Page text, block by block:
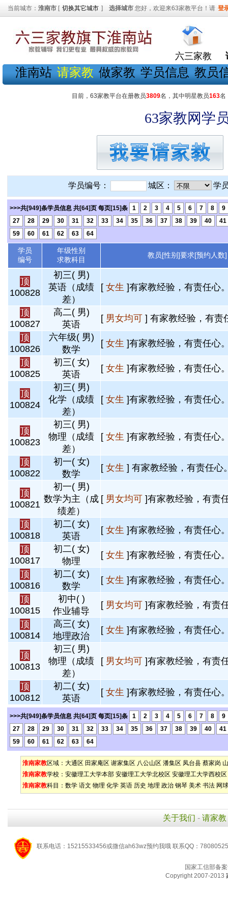
当前城市： 淮南市 [ 切换其它城市 ] 选择城市 您好，欢迎来63家教平台！请 登
六三家教
淮南站 请家教 做家教 学员信息 教员
目前，63家教平台在册教员3809名，其中明星教员163名
63家教网学
学员编号： 城区： 学
>>>共[949]条学员信息 共[64]页 每页[15]条 1 2 3 4 5 6 7 8
9
27
28 29 30 31 32 33 34 35 36 37 38 39 40
41
59
60 61 62 63 64
学员
编号
年级性别
求教科目
教员[性别]要求[预约人数]
顶
100828
初三( 男)
英语（成绩
差）
[ 女生 ]有家教经验，有责任心
顶
100827
高二( 男)
英语
[ 男女均可 ] 有家教经验，有责
顶
100826
六年级( 男)
数学
[ 女生 ]有家教经验，有责任心
顶
100825
初三( 女)
英语
[ 女生 ]有家教经验，有责任心
顶
100824
初三( 男)
化学（成绩
差）
[ 女生 ]有家教经验，有责任心
顶
100823
初三( 男)
物理（成绩
差）
[ 女生 ]有家教经验，有责任心
顶
100822
初一( 女)
数学
[ 女生 ] 有家教经验，有责任心
顶
100821
初一( 男)
数学为主（成
绩差）
[ 男女均可 ]有家教经验，有责
顶
100818
初二( 女)
英语
[ 女生 ]有家教经验，有责任心
顶
100817
初二( 女)
物理
[ 女生 ]有家教经验，有责任心
顶
100816
初二( 女)
数学
[ 女生 ]有家教经验，有责任心
顶
100815
初中( )
作业辅导
[ 男女均可 ]有家教经验，有责
顶
100814
高三( 女)
地理政治
[ 女生 ]有家教经验，有责任心
顶
100813
初三( 男)
物理（成绩
差）
[ 男女均可 ]有家教经验，有责
顶
100812
初二( 女)
英语
[ 女生 ]有家教经验，有责任心
>>>共[949]条学员信息 共[64]页 每页[15]条 1 2 3 4 5 6 7 8
9
27
28 29 30 31 32 33 34 35 36 37 38 39 40
41
59
60 61 62 63 64
淮南家教区域： 大通区 田家庵区 谢家集区 八公山区 潘集区 凤台县 蔡家岗
淮南家教学校： 安徽理工大学本部 安徽理工大学北校区 安徽理工大学西校区
淮南家教科目： 数学 语文 物理 化学 英语 历史 地理 政治 钢琴 美术 书法 网球
关于我们 - 请家教
联系电话：15215533456或微信ah63wz预约我哦 联系QQ：
国家工信部备
Copyright 2007-2013